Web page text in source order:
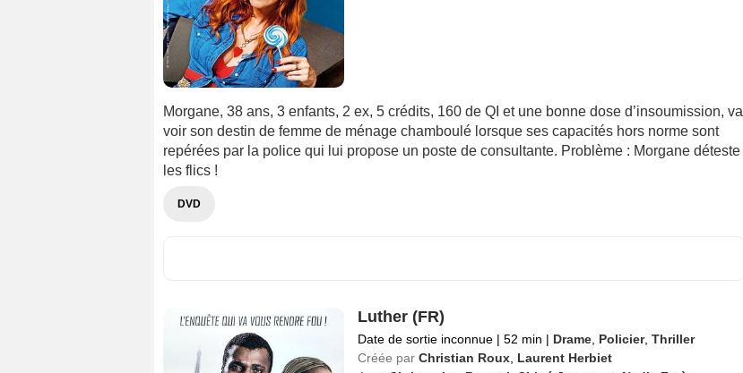
Morgane, 38 ans, 3 enfants, 2 ex, 5 crédits, 160 de QI et une bonne dose d’insoumission, va
voir son destin de femme de ménage chamboulé lorsque ses capacités hors norme sont
repérées par la police qui lui propose un poste de consultante. Problème : Morgane déteste
les flics !
DVD
Luther (FR)
Date de sortie inconnue | 52 min | Drame, Policier, Thriller
Créée par Christian Roux, Laurent Herbiet